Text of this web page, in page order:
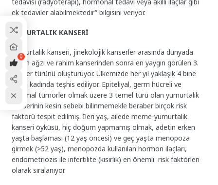
ek tedaviler alabilmektedir” bilgisini veriyor.
YUMURTALIK KANSERİ
Yumurtalık kanseri, jinekolojik kanserler arasında dünyada
rahim ağzı ve rahim kanserinden sonra en yaygın görülen 3.
kanser türünü oluşturuyor. Ülkemizde her yıl yaklaşık 4 bine
yakın kadında teşhis ediliyor. Epiteliyal, germ hücreli ve
stromal tümörler olmak üzere 3 temel türü olan yumurtalık
kanserinin kesin sebebi bilinmemekle beraber birçok risk
faktörü tespit edilmiş. İleri yaş, ailede meme-yumurtalık
kanseri öyküsü, hiç doğum yapmamış olmak, adetin erken
yaşta başlaması (12 yaş öncesi) ve geç yaşta menopoza
girmek (>52 yaş), menopozda kullanılan hormon ilaçları,
endometriozis ile infertilite (kısırlık) en önemli risk faktörleri
olarak sıralanıyor.
0